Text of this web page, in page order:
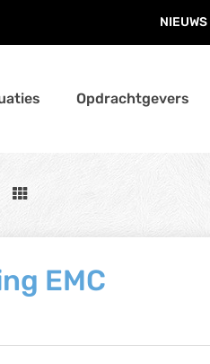
NIEUWS
Opdrachtgevers
EMC